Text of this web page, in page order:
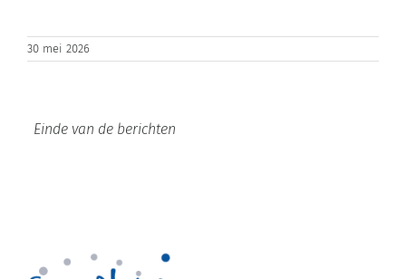
30 mei 2026
Einde van de berichten